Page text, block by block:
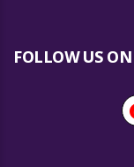
FOLLOW US ON